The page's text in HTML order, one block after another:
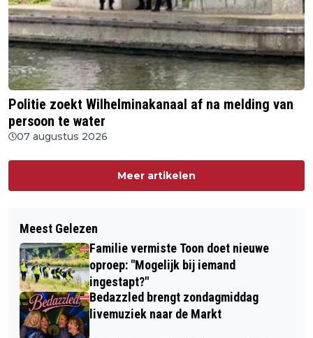
Politie zoekt Wilhelminakanaal af na melding van
persoon te water
07 augustus 2026
Meer artikelen
Meest Gelezen
Familie vermiste Toon doet nieuwe
oproep: "Mogelijk bij iemand
ingestapt?"
Bedazzled brengt zondagmiddag
livemuziek naar de Markt